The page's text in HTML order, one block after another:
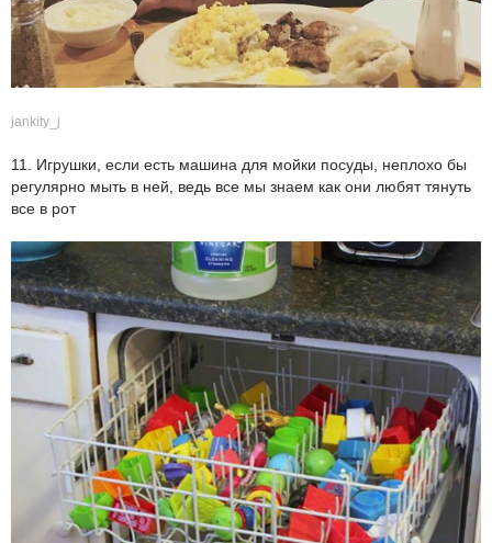
jankity_j
11. Игрушки, если есть машина для мойки посуды, неплохо бы
регулярно мыть в ней, ведь все мы знаем как они любят тянуть
все в рот